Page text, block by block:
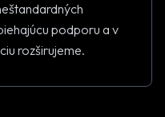
podporu a v
rozširujeme.